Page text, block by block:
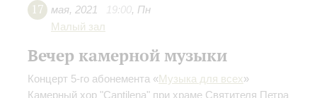
17 мая, 2021 19:00, Пн
Малый зал
Вечер камерной музыки
Концерт 5-го абонемента «Музыка для всех»
Камерный хор "Cantilena" при храме Святителя Петра